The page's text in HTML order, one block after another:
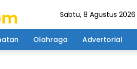
Sabtu, 8 Agustus 2026
Olahraga Advertorial